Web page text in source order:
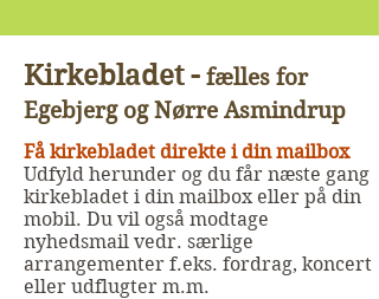
Kirkebladet - fælles for
Egebjerg og Nørre Asmindrup
Få kirkebladet direkte i din mailbox
Udfyld herunder og du får næste gang
kirkebladet i din mailbox eller på din
mobil. Du vil også modtage
nyhedsmail vedr. særlige
arrangementer f.eks. fordrag, koncert
eller udflugter m.m.